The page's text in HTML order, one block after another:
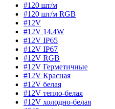
#120 шт/м
#120 шт/м RGB
#12V
#12V 14,4W
#12V IP65
#12V IP67
#12V RGB
#12V Герметичные
#12V Красная
#12V белая
#12V тепло-белая
#12V холодно-белая